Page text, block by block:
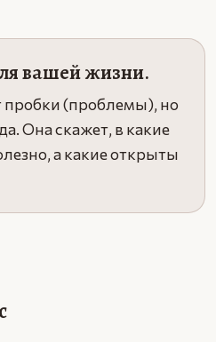
вашей жизни.
пробки (проблемы), но
Она скажет, в какие
а какие открыты